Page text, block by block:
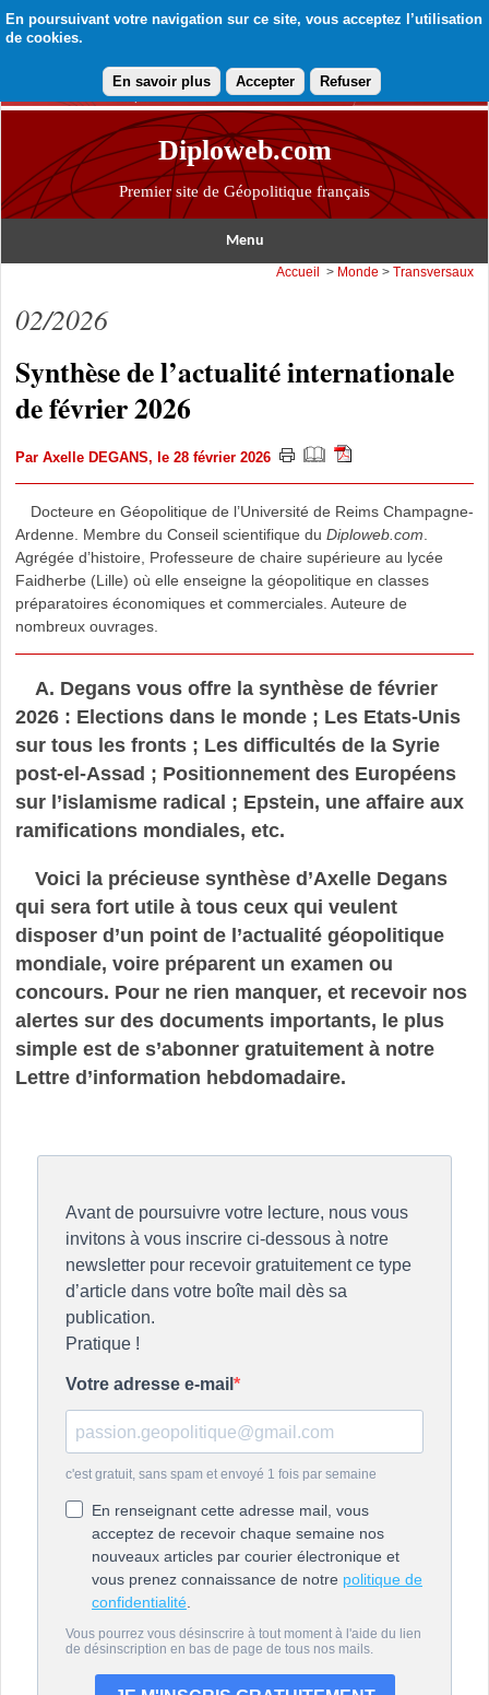
En poursuivant votre navigation sur ce site, vous acceptez l’utilisation
de cookies.
En savoir plus Accepter Refuser
Diploweb.com
Premier site de Géopolitique français
Menu
Accueil > Monde > Transversaux
02/2026
Synthèse de l’actualité internationale
de février 2026
Par Axelle DEGANS, le 28 février 2026
Docteure en Géopolitique de l’Université de Reims Champagne-
Ardenne. Membre du Conseil scientifique du Diploweb.com
Agrégée d’histoire, Professeure de chaire supérieure au lycée
Faidherbe (Lille) où elle enseigne la géopolitique en classes
préparatoires économiques et commerciales. Auteure de
nombreux ouvrages.
A. Degans vous offre la synthèse de février
2026 : Elections dans le monde ; Les Etats-Unis
sur tous les fronts ; Les difficultés de la Syrie
post-el-Assad ; Positionnement des Européens
sur l’islamisme radical ; Epstein, une affaire aux
ramifications mondiales, etc.
Voici la précieuse synthèse d’Axelle Degans
qui sera fort utile à tous ceux qui veulent
disposer d’un point de l’actualité géopolitique
mondiale, voire préparent un examen ou
concours. Pour ne rien manquer, et recevoir nos
alertes sur des documents importants, le plus
simple est de s’abonner gratuitement à notre
Lettre d’information hebdomadaire.